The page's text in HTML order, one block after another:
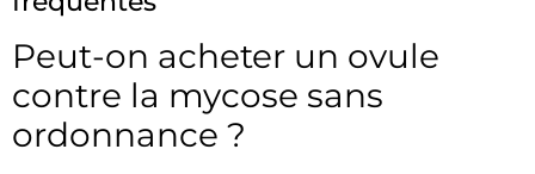
Peut-on acheter un ovule
contre la mycose sans
ordonnance ?